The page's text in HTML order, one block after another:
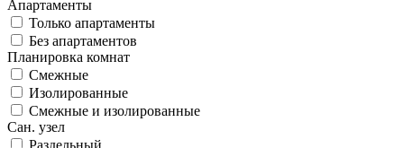
Апартаменты
Только апартаменты
Без апартаментов
Планировка комнат
Смежные
Изолированные
Смежные и изолированные
Сан. узел
Раздельный